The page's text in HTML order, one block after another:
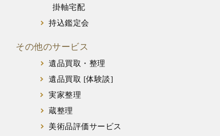
掛軸宅配
持込鑑定会
その他のサービス
遺品買取・整理
遺品買取 [体験談]
実家整理
蔵整理
美術品評価サービス